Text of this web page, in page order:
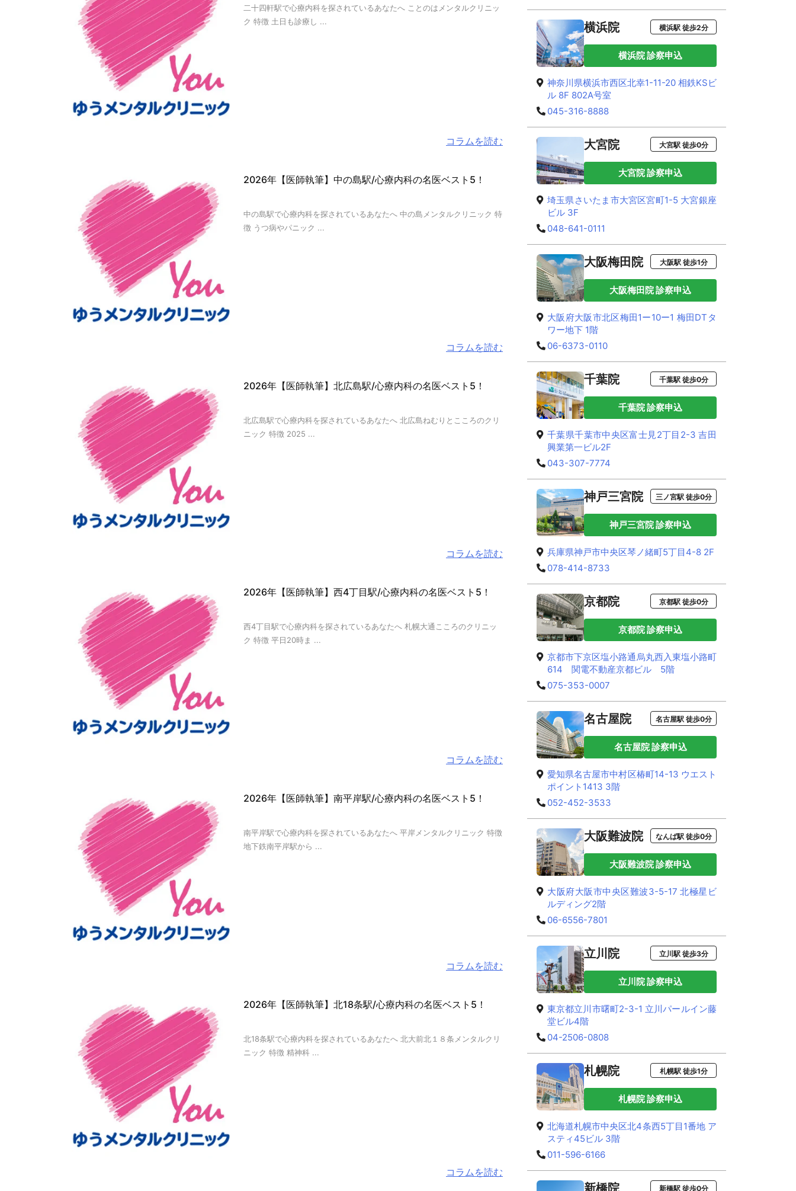
二十四軒駅で心療内科を探されているあなたへ ことのはメンタルクリニッ
ク 特徴 土日も診療し ...
コラムを読む
2026年【医師執筆】中の島駅/心療内科の名医ベスト5！
中の島駅で心療内科を探されているあなたへ 中の島メンタルクリニック 特
徴 うつ病やパニック ...
コラムを読む
2026年【医師執筆】北広島駅/心療内科の名医ベスト5！
北広島駅で心療内科を探されているあなたへ 北広島ねむりとこころのクリ
ニック 特徴 2025 ...
コラムを読む
2026年【医師執筆】西4丁目駅/心療内科の名医ベスト5！
西4丁目駅で心療内科を探されているあなたへ 札幌大通こころのクリニッ
ク 特徴 平日20時ま ...
コラムを読む
2026年【医師執筆】南平岸駅/心療内科の名医ベスト5！
南平岸駅で心療内科を探されているあなたへ 平岸メンタルクリニック 特徴
地下鉄南平岸駅から ...
コラムを読む
2026年【医師執筆】北18条駅/心療内科の名医ベスト5！
北18条駅で心療内科を探されているあなたへ 北大前北１８条メンタルクリ
ニック 特徴 精神科 ...
コラムを読む
横浜院 横浜駅 徒歩2分
横浜院 診察申込
神奈川県横浜市西区北幸1-11-20 相鉄KSビ
ル 8F 802A号室
045-316-8888
大宮院 大宮駅 徒歩0分
大宮院 診察申込
埼玉県さいたま市大宮区宮町1-5 大宮銀座
ビル 3F
048-641-0111
大阪梅田院 大阪駅 徒歩1分
大阪梅田院 診察申込
大阪府大阪市北区梅田1ー10ー1 梅田DTタ
ワー地下 1階
06-6373-0110
千葉院 千葉駅 徒歩0分
千葉院 診察申込
千葉県千葉市中央区富士見2丁目2-3 吉田
興業第一ビル2F
043-307-7774
神戸三宮院 三ノ宮駅 徒歩0分
神戸三宮院 診察申込
兵庫県神戸市中央区琴ノ緒町5丁目4-8 2F
078-414-8733
京都院 京都駅 徒歩0分
京都院 診察申込
京都市下京区塩小路通烏丸西入東塩小路町
614 関電不動産京都ビル 5階
075-353-0007
名古屋院 名古屋駅 徒歩0分
名古屋院 診察申込
愛知県名古屋市中村区椿町14-13 ウエスト
ポイント1413 3階
052-452-3533
大阪難波院 なんば駅 徒歩0分
大阪難波院 診察申込
大阪府大阪市中央区難波3-5-17 北極星ビ
ルディング2階
06-6556-7801
立川院 立川駅 徒歩3分
立川院 診察申込
東京都立川市曙町2-3-1 立川パールイン藤
堂ビル4階
04-2506-0808
札幌院 札幌駅 徒歩1分
札幌院 診察申込
北海道札幌市中央区北4条西5丁目1番地 ア
スティ45ビル 3階
011-596-6166
新橋院 新橋駅 徒歩0分